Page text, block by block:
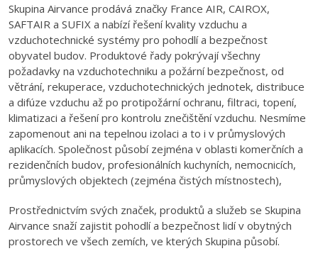
Skupina Airvance prodává značky France AIR, CAIROX,
SAFTAIR a SUFIX a nabízí řešení kvality vzduchu a
vzduchotechnické systémy pro pohodlí a bezpečnost
obyvatel budov. Produktové řady pokrývají všechny
požadavky na vzduchotechniku a požární bezpečnost, od
větrání, rekuperace, vzduchotechnických jednotek, distribuce
a difúze vzduchu až po protipožární ochranu, filtraci, topení,
klimatizaci a řešení pro kontrolu znečištění vzduchu. Nesmíme
zapomenout ani na tepelnou izolaci a to i v průmyslových
aplikacích. Společnost působí zejména v oblasti komerčních a
rezidenčních budov, profesionálních kuchyních, nemocnicích,
průmyslových objektech (zejména čistých místnostech),
Prostřednictvím svých značek, produktů a služeb se Skupina
Airvance snaží zajistit pohodlí a bezpečnost lidí v obytných
prostorech ve všech zemích, ve kterých Skupina působí.